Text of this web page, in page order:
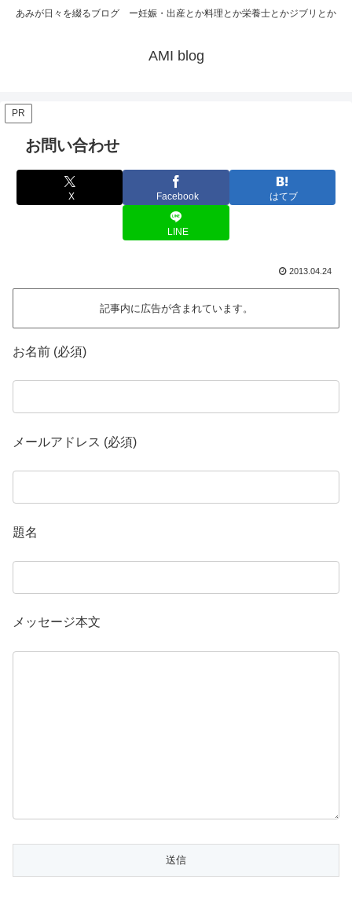
あみが日々を綴るブログ ー妊娠・出産とか料理とか栄養士とかジブリとか
AMI blog
PR
お問い合わせ
X Facebook はてブ
LINE
2013.04.24
記事内に広告が含まれています。
お名前 (必須)
メールアドレス (必須)
題名
メッセージ本文